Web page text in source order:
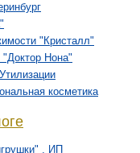
"Кристалл"
"Доктор Нона"
косметика
, ИП